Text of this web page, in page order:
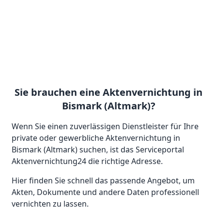
Sie brauchen eine Aktenvernichtung in
Bismark (Altmark)?
Wenn Sie einen zuverlässigen Dienstleister für Ihre
private oder gewerbliche Aktenvernichtung in
Bismark (Altmark) suchen, ist das Serviceportal
Aktenvernichtung24 die richtige Adresse.
Hier finden Sie schnell das passende Angebot, um
Akten, Dokumente und andere Daten professionell
vernichten zu lassen.